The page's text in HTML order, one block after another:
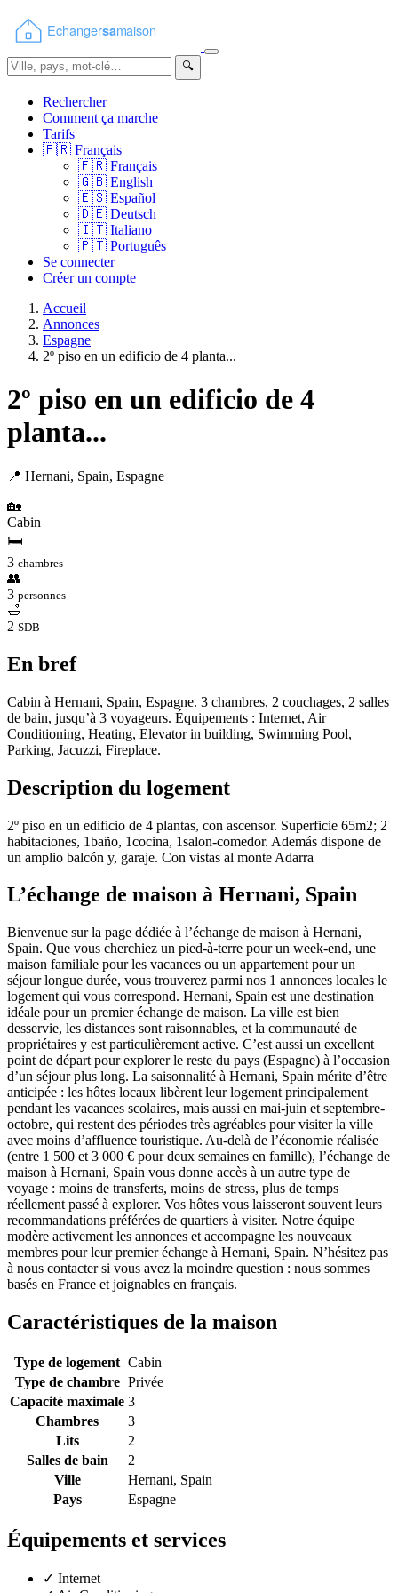
🔍
Rechercher
Comment ça marche
Tarifs
🇫🇷 Français
🇫🇷 Français
🇬🇧 English
🇪🇸 Español
🇩🇪 Deutsch
🇮🇹 Italiano
🇵🇹 Português
Se connecter
Créer un compte
Accueil
Annonces
Espagne
2º piso en un edificio de 4 planta...
2º piso en un edificio de 4
planta...
📍 Hernani, Spain, Espagne
🏡
Cabin
🛏
3 chambres
👥
3 personnes
🛁
2 SDB
En bref
Cabin à Hernani, Spain, Espagne. 3 chambres, 2 couchages, 2 salles
de bain, jusqu’à 3 voyageurs. Équipements : Internet, Air
Conditioning, Heating, Elevator in building, Swimming Pool,
Parking, Jacuzzi, Fireplace.
Description du logement
2º piso en un edificio de 4 plantas, con ascensor. Superficie 65m2; 2
habitaciones, 1baño, 1cocina, 1salon-comedor. Además dispone de
un amplio balcón y, garaje. Con vistas al monte Adarra
L’échange de maison à Hernani, Spain
Bienvenue sur la page dédiée à l’échange de maison à Hernani,
Spain. Que vous cherchiez un pied-à-terre pour un week-end, une
maison familiale pour les vacances ou un appartement pour un
séjour longue durée, vous trouverez parmi nos 1 annonces locales le
logement qui vous correspond. Hernani, Spain est une destination
idéale pour un premier échange de maison. La ville est bien
desservie, les distances sont raisonnables, et la communauté de
propriétaires y est particulièrement active. C’est aussi un excellent
point de départ pour explorer le reste du pays (Espagne) à l’occasion
d’un séjour plus long. La saisonnalité à Hernani, Spain mérite d’être
anticipée : les hôtes locaux libèrent leur logement principalement
pendant les vacances scolaires, mais aussi en mai-juin et septembre-
octobre, qui restent des périodes très agréables pour visiter la ville
avec moins d’affluence touristique. Au-delà de l’économie réalisée
(entre 1 500 et 3 000 € pour deux semaines en famille), l’échange de
maison à Hernani, Spain vous donne accès à un autre type de
voyage : moins de transferts, moins de stress, plus de temps
réellement passé à explorer. Vos hôtes vous laisseront souvent leurs
recommandations préférées de quartiers à visiter. Notre équipe
modère activement les annonces et accompagne les nouveaux
membres pour leur premier échange à Hernani, Spain. N’hésitez pas
à nous contacter si vous avez la moindre question : nous sommes
basés en France et joignables en français.
Caractéristiques de la maison
Type de logement Cabin
Type de chambre Privée
Capacité maximale 3
Chambres
3
Lits
2
Salles de bain
2
Ville
Hernani, Spain
Pays
Espagne
Équipements et services
✓ Internet